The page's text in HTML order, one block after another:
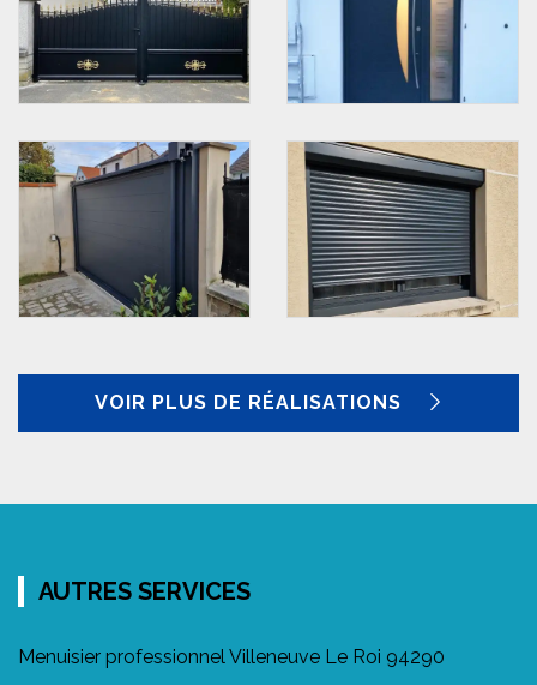
VOIR PLUS DE RÉALISATIONS
AUTRES SERVICES
Menuisier professionnel Villeneuve Le Roi 94290